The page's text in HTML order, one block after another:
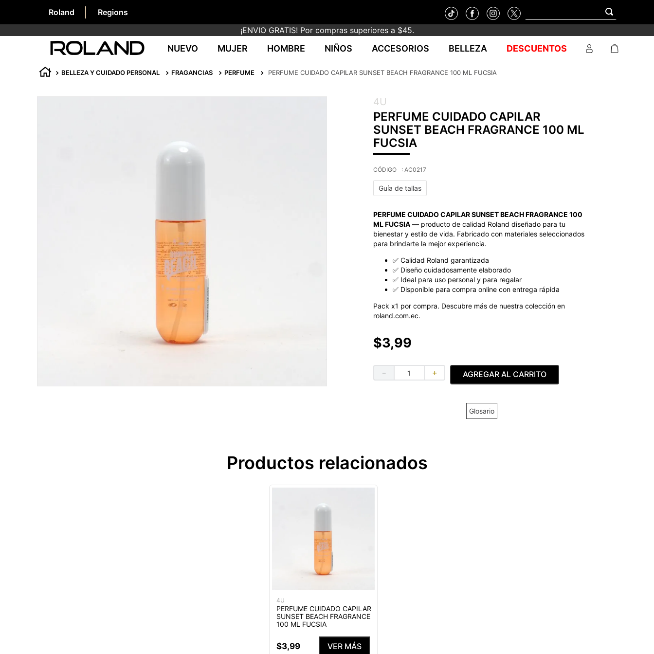
Roland
Regions
¡ENVIO GRATIS! Por compras superiores a $45.
NUEVO MUJER HOMBRE NIÑOS ACCESORIOS BELLEZA DESCUENTOS
BELLEZA Y CUIDADO PERSONAL FRAGANCIAS PERFUME PERFUME CUIDADO CAPILAR SUNSET BEACH FRAGRANCE 100 ML FUCSIA
4U
PERFUME CUIDADO CAPILAR
SUNSET BEACH FRAGRANCE 100 ML
FUCSIA
: AC0217
Guía de tallas
PERFUME CUIDADO CAPILAR SUNSET BEACH FRAGRANCE 100
ML FUCSIA— producto de calidad Roland diseñado para tu
bienestar y estilo de vida. Fabricado con materiales seleccionados
para brindarte la mejor experiencia.
✅ Calidad Roland garantizada
✅ Diseño cuidadosamente elaborado
✅ Ideal para uso personal y para regalar
✅ Disponible para compra online con entrega rápida
Pack x1 por compra. Descubre más de nuestra colección en
roland.com.ec.
$3,99
＋
－ AGREGAR AL CARRITO
Glosario
Productos relacionados
4U
PERFUME CUIDADO CAPILAR
SUNSET BEACH FRAGRANCE
100 ML FUCSIA
$3,99 VER MÁS